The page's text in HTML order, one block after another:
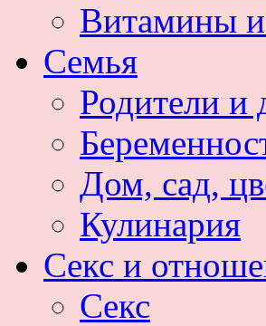
Витамины
Семья
Родители и
Дом, сад,
Кулинария
Секс и
Секс